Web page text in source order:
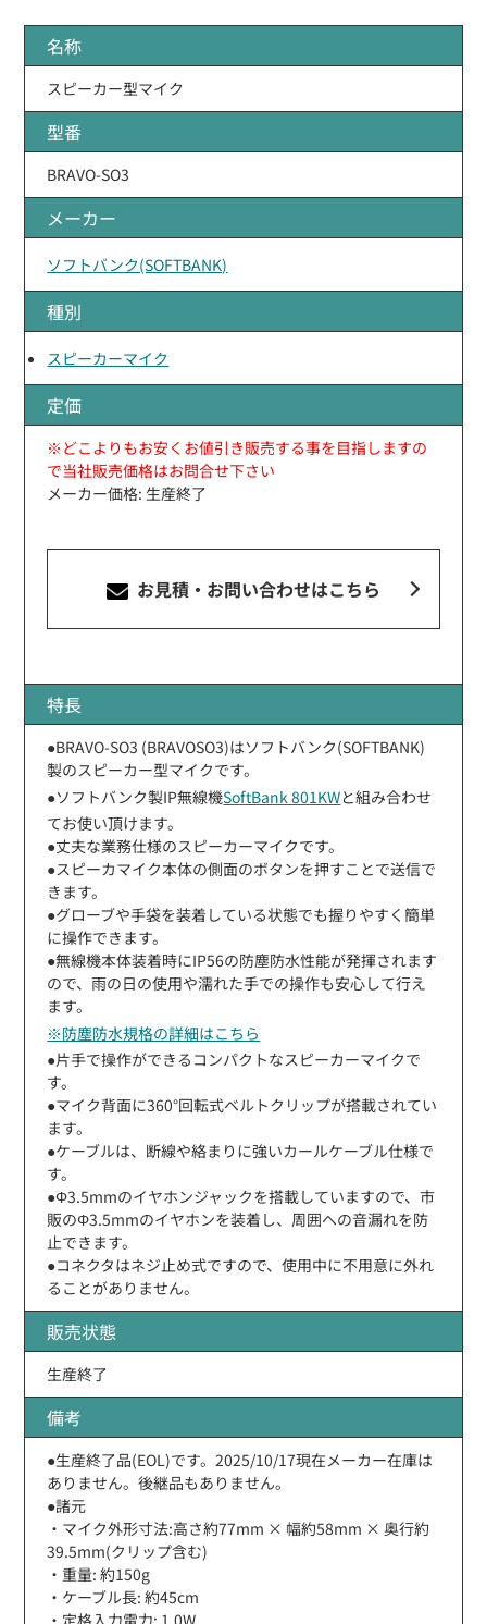
名称
スピーカー型マイク
型番
BRAVO-SO3
メーカー
ソフトバンク(SOFTBANK)
種別
スピーカーマイク
定価
※どこよりもお安くお値引き販売する事を目指しますの
で当社販売価格はお問合せ下さい
メーカー価格: 生産終了
お見積・お問い合わせはこちら
特長
●BRAVO-SO3 (BRAVOSO3)はソフトバンク(SOFTBANK)
製のスピーカー型マイクです。
●ソフトバンク製IP無線機SoftBank 801KWと組み合わせ
てお使い頂けます。
●丈夫な業務仕様のスピーカーマイクです。
●スピーカマイク本体の側面のボタンを押すことで送信で
きます。
●グローブや手袋を装着している状態でも握りやすく簡単
に操作できます。
●無線機本体装着時にIP56の防塵防水性能が発揮されます
ので、雨の日の使用や濡れた手での操作も安心して行え
ます。
※防塵防水規格の詳細はこちら
●片手で操作ができるコンパクトなスピーカーマイクで
す。
●マイク背面に360°回転式ベルトクリップが搭載されてい
ます。
●ケーブルは、断線や絡まりに強いカールケーブル仕様で
す。
●Φ3.5mmのイヤホンジャックを搭載していますので、市
販のΦ3.5mmのイヤホンを装着し、周囲への音漏れを防
止できます。
●コネクタはネジ止め式ですので、使用中に不用意に外れ
ることがありません。
販売状態
生産終了
備考
●生産終了品(EOL)です。2025/10/17現在メーカー在庫は
ありません。後継品もありません。
●諸元
・マイク外形寸法:高さ約77mm × 幅約58mm × 奥行約
39.5mm(クリップ含む)
・重量: 約150g
・ケーブル長: 約45cm
・定格入力電力: 1.0W